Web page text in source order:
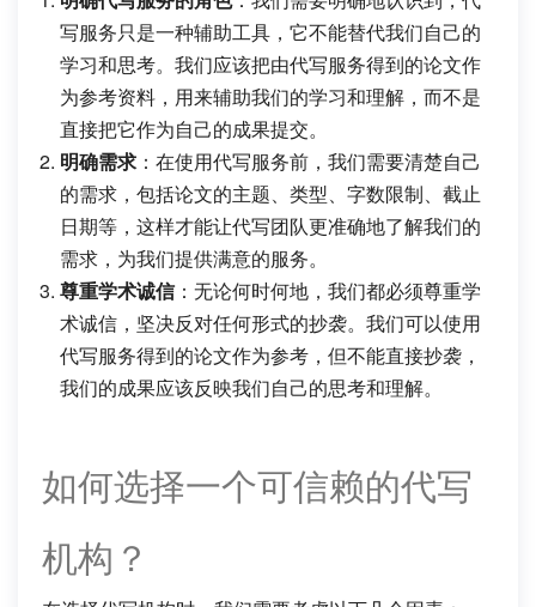
写服务只是一种辅助工具，它不能替代我们自己的
学习和思考。我们应该把由代写服务得到的论文作
为参考资料，用来辅助我们的学习和理解，而不是
直接把它作为自己的成果提交。
明确需求 ：在使用代写服务前，我们需要清楚自己
的需求，包括论文的主题、类型、字数限制、截止
日期等，这样才能让代写团队更准确地了解我们的
需求，为我们提供满意的服务。
尊重学术诚信：无论何时何地，我们都必须尊重学
术诚信，坚决反对任何形式的抄袭。我们可以使用
代写服务得到的论文作为参考，但不能直接抄袭，
我们的成果应该反映我们自己的思考和理解。
如何选择一个可信赖的代写
机构？